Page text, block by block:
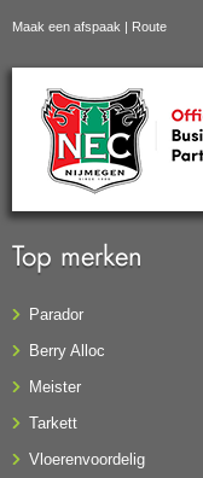
Maak een afspaak | Route
Top merken
Parador
Berry Alloc
Meister
Tarkett
Vloerenvoordelig